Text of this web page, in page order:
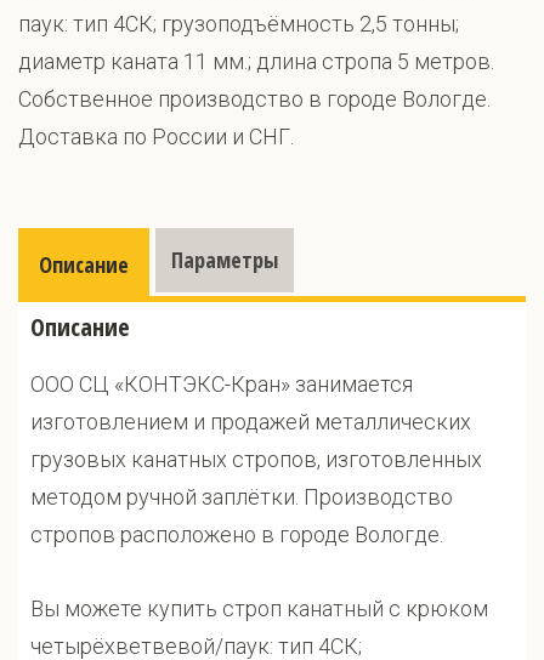
паук: тип 4СК; грузоподъёмность 2,5 тонны;
диаметр каната 11 мм.; длина стропа 5 метров.
Собственное производство в городе Вологде.
Доставка по России и СНГ.
Описание Параметры
Описание
ООО СЦ «КОНТЭКС-Кран» занимается
изготовлением и продажей металлических
грузовых канатных стропов, изготовленных
методом ручной заплётки. Производство
стропов расположено в городе Вологде.
Вы можете купить строп канатный с крюком
четырёхветвевой/паук: тип 4СК;